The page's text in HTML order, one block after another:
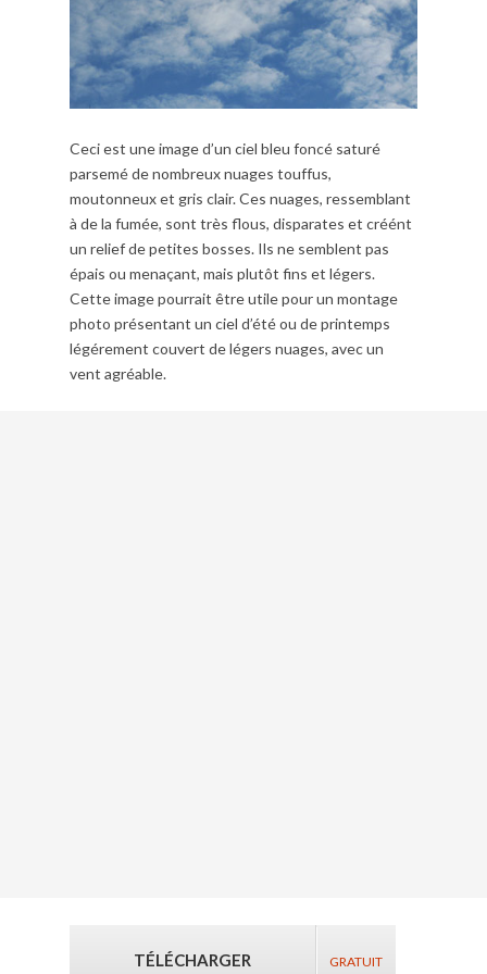
Ceci est une image d’un ciel bleu foncé saturé
parsemé de nombreux nuages touffus,
moutonneux et gris clair. Ces nuages, ressemblant
à de la fumée, sont très flous, disparates et créént
un relief de petites bosses. Ils ne semblent pas
épais ou menaçant, mais plutôt fins et légers.
Cette image pourrait être utile pour un montage
photo présentant un ciel d’été ou de printemps
légérement couvert de légers nuages, avec un
vent agréable.
TÉLÉCHARGER GRATUIT